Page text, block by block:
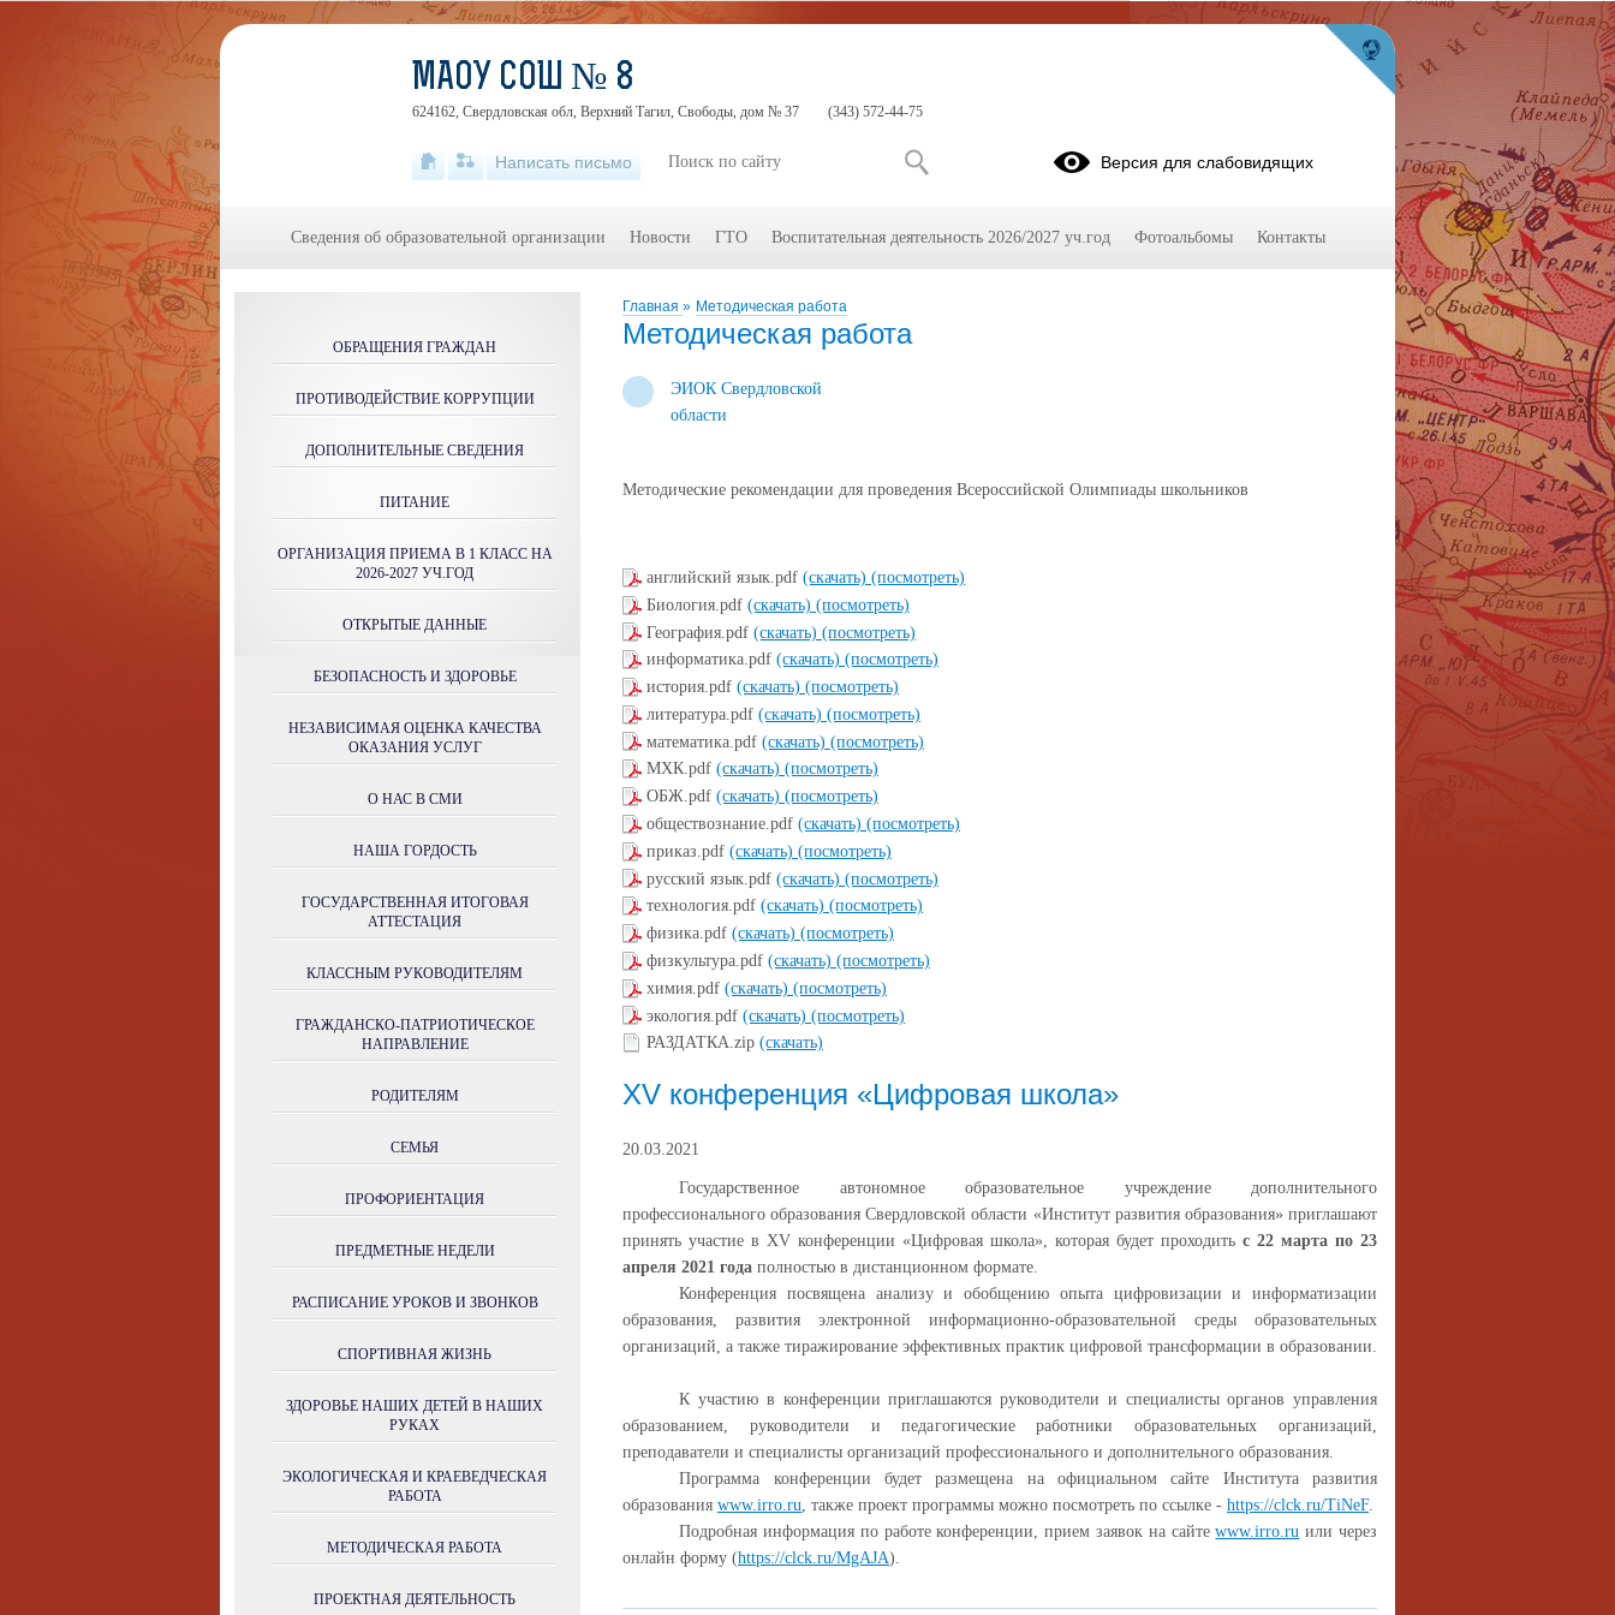
Главная » Методическая работа
Методическая работа
ЭИОК Свердловской
области
Методические рекомендации для проведения Всероссийской Олимпиады школьников
английский язык.pdf (скачать) (посмотреть)
Биология.pdf (скачать) (посмотреть)
География.pdf (скачать) (посмотреть)
информатика.pdf (скачать) (посмотреть)
история.pdf (скачать) (посмотреть)
литература.pdf (скачать) (посмотреть)
математика.pdf (скачать) (посмотреть)
МХК.pdf (скачать) (посмотреть)
ОБЖ.pdf (скачать) (посмотреть)
обществознание.pdf (скачать) (посмотреть)
приказ.pdf (скачать) (посмотреть)
русский язык.pdf (скачать) (посмотреть)
технология.pdf (скачать) (посмотреть)
физика.pdf (скачать) (посмотреть)
физкультура.pdf (скачать) (посмотреть)
химия.pdf (скачать) (посмотреть)
экология.pdf (скачать) (посмотреть)
РАЗДАТКА.zip (скачать)
XV конференция «Цифровая школа»
20.03.2021
Государственное автономное образовательное учреждение дополнительного
профессионального образования Свердловской области «Институт развития образования» приглашают
принять участие в XV конференции «Цифровая школа», которая будет проходить с 22 марта по 23
апреля 2021 года полностью в дистанционном формате.
Конференция посвящена анализу и обобщению опыта цифровизации и информатизации
образования, развития электронной информационно-образовательной среды образовательных
организаций, а также тиражирование эффективных практик цифровой трансформации в образовании.
К участию в конференции приглашаются руководители и специалисты органов управления
образованием, руководители и педагогические работники образовательных организаций,
преподаватели и специалисты организаций профессионального и дополнительного образования.
Программа конференции будет размещена на официальном сайте Института развития
образования www.irro.ru, также проект программы можно посмотреть по ссылке - https://clck.ru/TiNeF.
Подробная информация по работе конференции, прием заявок на сайтеwww.irro.ru или через
онлайн форму (https://clck.ru/MgAJA).
ОБРАЩЕНИЯ ГРАЖДАН
ПРОТИВОДЕЙСТВИЕ КОРРУПЦИИ
ДОПОЛНИТЕЛЬНЫЕ СВЕДЕНИЯ
ПИТАНИЕ
ОРГАНИЗАЦИЯ ПРИЕМА В 1 КЛАСС НА
2026-2027 УЧ.ГОД
ОТКРЫТЫЕ ДАННЫЕ
БЕЗОПАСНОСТЬ И ЗДОРОВЬЕ
НЕЗАВИСИМАЯ ОЦЕНКА КАЧЕСТВА
ОКАЗАНИЯ УСЛУГ
О НАС В СМИ
НАША ГОРДОСТЬ
ГОСУДАРСТВЕННАЯ ИТОГОВАЯ
АТТЕСТАЦИЯ
КЛАССНЫМ РУКОВОДИТЕЛЯМ
ГРАЖДАНСКО-ПАТРИОТИЧЕСКОЕ
НАПРАВЛЕНИЕ
РОДИТЕЛЯМ
СЕМЬЯ
ПРОФОРИЕНТАЦИЯ
ПРЕДМЕТНЫЕ НЕДЕЛИ
РАСПИСАНИЕ УРОКОВ И ЗВОНКОВ
СПОРТИВНАЯ ЖИЗНЬ
ЗДОРОВЬЕ НАШИХ ДЕТЕЙ В НАШИХ
РУКАХ
ЭКОЛОГИЧЕСКАЯ И КРАЕВЕДЧЕСКАЯ
РАБОТА
МЕТОДИЧЕСКАЯ РАБОТА
ПРОЕКТНАЯ ДЕЯТЕЛЬНОСТЬ
МАОУ СОШ № 8
624162, Свердловская обл, Верхний Тагил, Свободы, дом № 37 (343) 572-44-75
Написать письмо Версия для слабовидящих
Сведения об образовательной организации Новости ГТО Воспитательная деятельность 2026/2027 уч.год Фотоальбомы Контакты